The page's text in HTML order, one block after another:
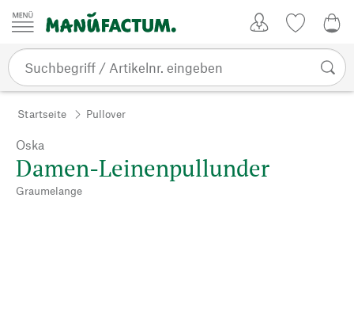
Zum Inhalt springen
Startseite Pullover
Oska
Damen-Leinenpullunder
Graumelange